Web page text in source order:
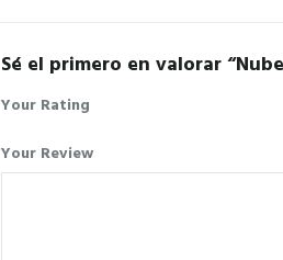
Sé el primero en valorar
Your Rating
Your Review